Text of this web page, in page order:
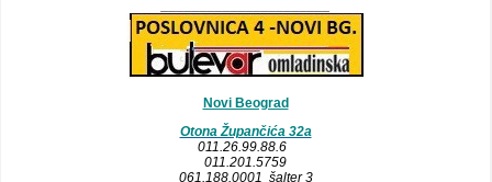
Novi Beograd
Otona Župančića 32a
011.26.99.88.6
011.201.5759
061.188.0001 šalter 3